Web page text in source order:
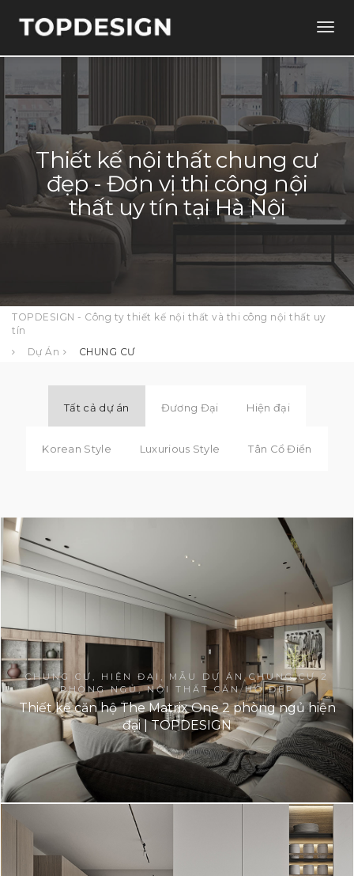
Thiết kế nội thất chung cư
đẹp - Đơn vị thi công nội
thất uy tín tại Hà Nội
TOPDESIGN - Công ty thiết kế nội thất và thi công nội thất uy
tín
Dự Án
CHUNG CƯ
Tất cả dự án Đương Đại Hiện đại
Korean Style Luxurious Style Tân Cổ Điển
CHUNG CƯ, HIỆN ĐẠI, MẪU DỰ ÁN CHUNG CƯ 2
PHÒNG NGỦ, NỘI THẤT CĂN HỘ ĐẸP
Thiết kế căn hộ The Matrix One 2 phòng ngủ hiện
đại | TOPDESIGN